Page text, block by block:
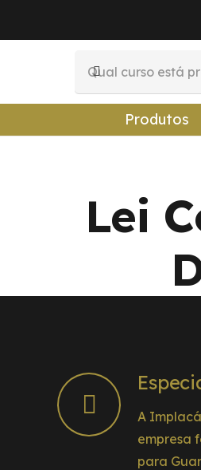
Produtos
Lei
A
empresa
para